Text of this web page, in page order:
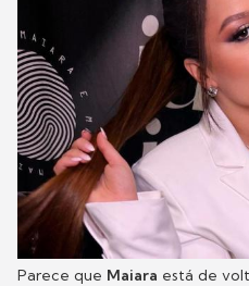
Parece que Maiara está de